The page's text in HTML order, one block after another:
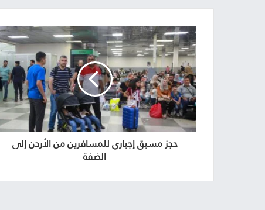
حجز مسبق إجباري للمسافرين من الأردن إلى
الضفة